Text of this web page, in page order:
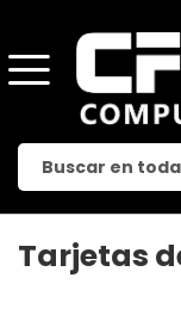
Tarjetas